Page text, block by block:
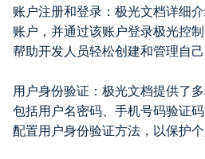
账户注册和登录：极光文档详细
账户，并通过该账户登录极光控
帮助开发人员轻松创建和管理自己
用户身份验证：极光文档提供了
包括用户名密码、手机号码验证
配置用户身份验证方法，以保护个